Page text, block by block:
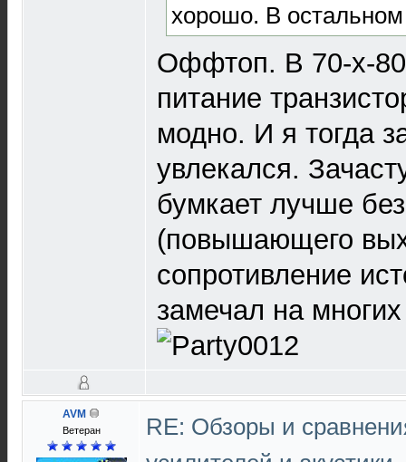
хорошо. В
Оффтоп. В 70-х-
питание
модно. И я тогда
увлекался.
бумкает лучше
(повышающего
сопротивление
замечал на
AVM
Ветеран
RE: Обзоры и